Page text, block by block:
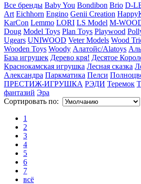
Все бренды Baby You Bondibon Brio D-
Art Eichhorn Engino Genii Creation
KarCon Lemmo LORI LS Model M-
Doug Model Toys Plan Toys Playwood
Ugears UNIWOOD Veter Models Wood
Wooden Toys Woody Алатойс/Alatoys
База игрушек Дерево кря! Десятое
Краснокамская игрушка Лесная сказка
Александра Паркматика Пелси
ПРЕСТИЖ-ИГРУШКА РЭДИ Теремок
фантазий Эра
Сортировать по:
1
2
3
4
5
6
7
всё